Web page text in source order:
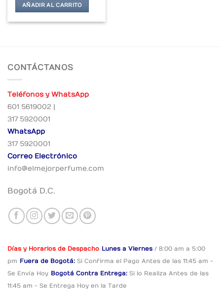
AÑADIR AL CARRITO
CONTÁCTANOS
Teléfonos y WhatsApp
601 5619002 |
317 5920001
WhatsApp
317 5920001
Correo Electrónico
info@elmejorperfume.com
Bogotá D.C.
Días y Horarios de Despacho Lunes a Viernes / 8:00 am a 5:00
pm Fuera de Bogotá: Si Confirma el Pago Antes de las 11:45 am -
Se Envía Hoy Bogotá Contra Entrega: Si lo Realiza Antes de las
11:45 am - Se Entrega Hoy en la Tarde